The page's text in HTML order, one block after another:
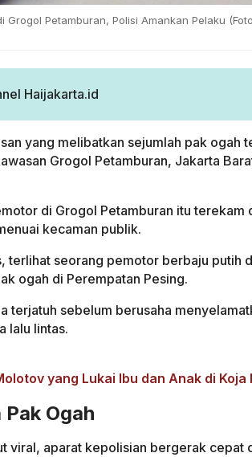
Grogol Petamburan, Polisi Amankan Pelaku
Haijakarta.id
yang melibatkan sejumlah pak ogah
Grogol Petamburan, Jakarta
di Grogol Petamburan itu terekam
kecaman publik.
terlihat seorang pemotor berbaju putih
ogah di Perempatan Pesing.
terjatuh sebelum berusaha
lalu lintas.
yang Lukai Ibu dan Anak di Koja
Ogah
viral, aparat kepolisian bergerak cepat